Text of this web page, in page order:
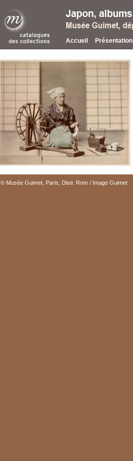
Accueil Présentation
© Musée Guimet, Paris, Distr. Rmn / Image Guimet